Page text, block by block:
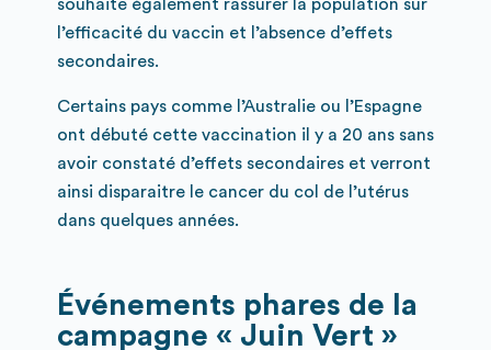
souhaite également rassurer la population sur
l’efficacité du vaccin et l’absence d’effets
secondaires.
Certains pays comme l’Australie ou l’Espagne
ont débuté cette vaccination il y a 20 ans sans
avoir constaté d’effets secondaires et verront
ainsi disparaitre le cancer du col de l’utérus
dans quelques années.
Événements phares de la
campagne « Juin Vert »